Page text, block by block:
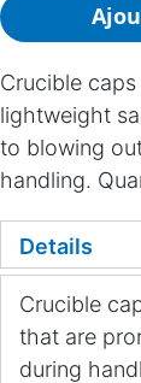
Crucible
lightweight
to blowing
handling.
Details
Crucible
that are
during